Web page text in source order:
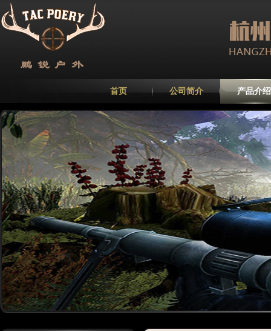
首页 公司简介 产品介绍